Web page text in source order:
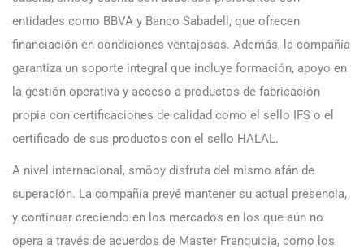
entidades como BBVA y Banco Sabadell, que ofrecen
financiación en condiciones ventajosas. Además, la compañía
garantiza un soporte integral que incluye formación, apoyo en
la gestión operativa y acceso a productos de fabricación
propia con certificaciones de calidad como el sello IFS o el
certificado de sus productos con el sello HALAL.
A nivel internacional, smöoy disfruta del mismo afán de
superación. La compañía prevé mantener su actual presencia,
y continuar creciendo en los mercados en los que aún no
opera a través de acuerdos de Master Franquicia, como los